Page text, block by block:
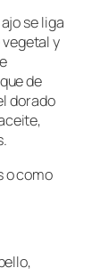
se liga
y
de
dorado
o como